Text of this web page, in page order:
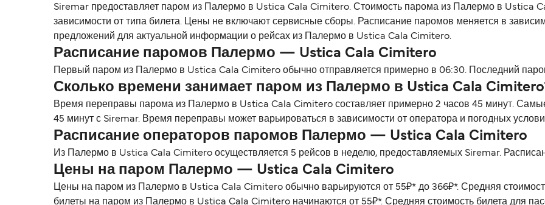
Siremar предоставляет паром из Палермо в Ustica Cala Cimitero. Стоимость парома из Палермо в Ustica
зависимости от типа билета. Цены не включают сервисные сборы. Расписание паромов меняется в
предложений для актуальной информации о рейсах из Палермо в Ustica Cala Cimitero.
Расписание паромов Палермо — Ustica Cala Cimitero
Первый паром из Палермо в Ustica Cala Cimitero обычно отправляется примерно в 06:30. Последний
Сколько времени занимает паром из Палермо в Ustica Cala
Время переправы парома из Палермо в Ustica Cala Cimitero составляет примерно 2 часов 45 минут.
45 минут с Siremar. Время переправы может варьироваться в зависимости от оператора и погодных
Расписание операторов паромов Палермо — Ustica Cala Cimitero
Из Палермо в Ustica Cala Cimitero осуществляется 5 рейсов в неделю, предоставляемых Siremar.
Цены на паром Палермо — Ustica Cala Cimitero
Цены на паром из Палермо в Ustica Cala Cimitero обычно варьируются от 55₽* до 366₽*. Средняя
билеты на паром из Палермо в Ustica Cala Cimitero начинаются от 55₽*. Средняя стоимость билета для